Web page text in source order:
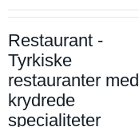
Restaurant -
Tyrkiske
restauranter med
krydrede
specialiteter